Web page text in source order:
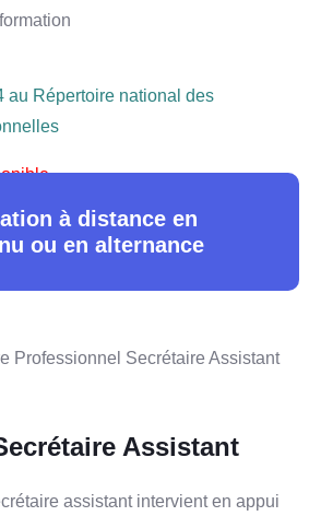
au Répertoire national des
à distance en
ou en alternance
Assistant
assistant intervient en appui